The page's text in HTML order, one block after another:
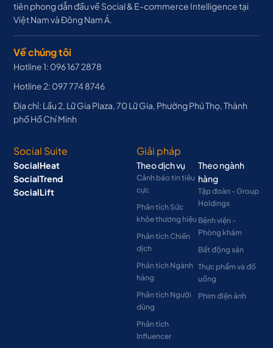
tiên phong dẫn đầu về Social & E-commerce Intelligence tại
Việt Nam và Đông Nam Á.
Về chúng tôi
Hotline 1: 096 167 2878
Hotline 2: 097 774 8746
Địa chỉ: Lầu 2, Lữ Gia Plaza, 70 Lữ Gia, Phường Phú Thọ, Thành
phố Hồ Chí Minh
Social Suite
SocialHeat
SocialTrend
SocialLift
Giải pháp
Theo dịch vụ
Cảnh báo tin tiêu
cực
Phân tích Sức
khỏe thương hiệu
Phân tích Chiến
dịch
Phân tích Ngành
hàng
Phân tích Người
dùng
Phân tích
Influencer
Theo ngành
hàng
Tập đoàn - Group
Holdings
Bệnh viện -
Phòng khám
Bất động sản
Thực phẩm và đồ
uống
Phim điện ảnh